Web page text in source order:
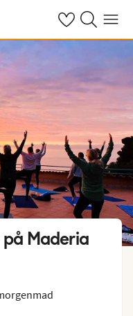
Se dine gemte
Søg påMenu
Maderia